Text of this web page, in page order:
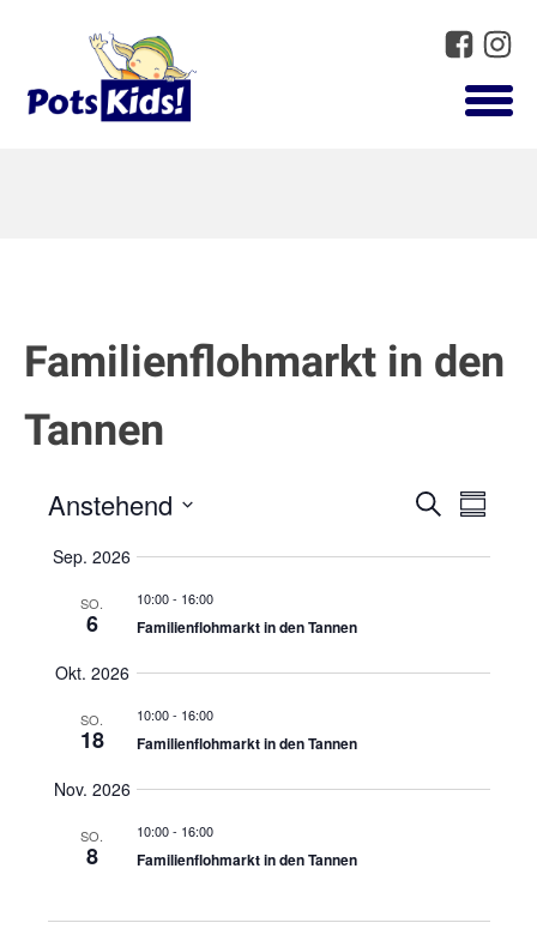
Familienflohmarkt in den
Tannen
Suche
Suche
Anstehend
date.
Sep. 2026
SO.
6
10:00- 16:00
Familienflohmarkt in den Tannen
Okt. 2026
SO.
18
10:00- 16:00
Familienflohmarkt in den Tannen
Nov. 2026
SO.
8
10:00- 16:00
Familienflohmarkt in den Tannen